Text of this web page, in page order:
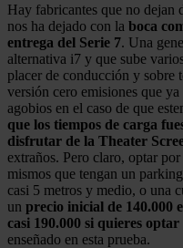
Hay fabricantes que no dejan
nos ha dejado con la boca
entrega del Serie 7. Una
alternativa i7 y que sube
placer de conducción y sobre
versión cero emisiones que
agobios en el caso de que
que los tiempos de carga
disfrutar de la Theater
extraños. Pero claro, optar
mismos que tengan un
casi 5 metros y medio, o una
un precio inicial de 140.000
casi 190.000 si quieres
enseñado en esta prueba.